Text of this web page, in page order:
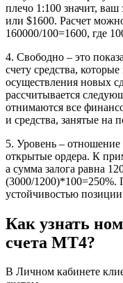
плечо 1:100 значит, ваш
или $1600. Расчет
160000/100=1600, где
4. Свободно – это
счету средства,
осуществления новых
рассчитывается
отнимаются все
и средства, занятые на
5. Уровень – отношение
открытые ордера. К
а сумма залога равна
(3000/1200)*100=250%.
устойчивостью
Как узнать
счета MT4?
В Личном кабинете